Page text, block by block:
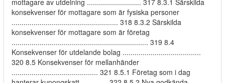
mottagare av utdelning ........................... 317 8.3.1 Särskilda
konsekvenser för mottagare som är fysiska personer
..................................................... 318 8.3.2 Särskilda
konsekvenser för mottagare som är företag
.................................................................... 319 8.4
Konsekvenser för utdelande bolag .......................................
320 8.5 Konsekvenser för mellanhänder
........................................... 321 8.5.1 Företag som i dag